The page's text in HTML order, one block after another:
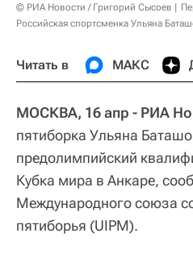
© РИА Новости / Григорий Сысоев
Российская спортсменка Ульяна
Читать в МАКС
МОСКВА, 16 апр - РИА
пятиборка Ульяна
предолимпийский
Кубка мира в Анкаре,
Международного союза
пятиборья (UIPM).